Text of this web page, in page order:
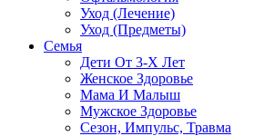
Уход (Лечение)
Уход (Предметы)
Семья
Дети От 3-Х Лет
Женское Здоровье
Мама И Малыш
Мужское Здоровье
Сезон, Импульс, Травма